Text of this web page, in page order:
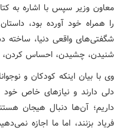
معاون وزیر سپس با اشاره به
را همراه خود آورده بود،
شگفتی‌های واقعی دنیا، ساخته
شنیدن، چشیدن، احساس
وی با بیان اینکه کودکان و
دلی دارند و نیازهای خاص خود
داریم؛ آن‌ها دنبال هیجان
فریاد بزنند، اما ما اجازه